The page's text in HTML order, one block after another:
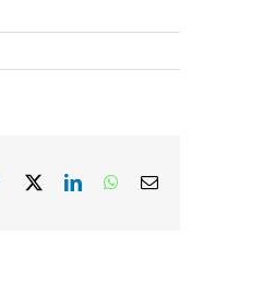
Facebook LinkedInWhatsAppSähköposti